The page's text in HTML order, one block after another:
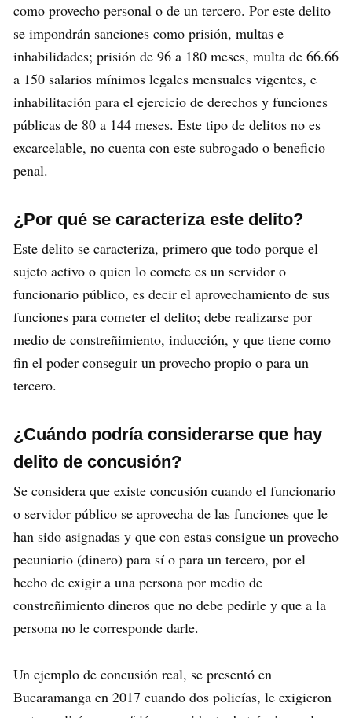
como provecho personal o de un tercero. Por este delito
se impondrán sanciones como prisión, multas e
inhabilidades; prisión de 96 a 180 meses, multa de 66.66
a 150 salarios mínimos legales mensuales vigentes, e
inhabilitación para el ejercicio de derechos y funciones
públicas de 80 a 144 meses. Este tipo de delitos no es
excarcelable, no cuenta con este subrogado o beneficio
penal.
¿Por qué se caracteriza este delito?
Este delito se caracteriza, primero que todo porque el
sujeto activo o quien lo comete es un servidor o
funcionario público, es decir el aprovechamiento de sus
funciones para cometer el delito; debe realizarse por
medio de constreñimiento, inducción, y que tiene como
fin el poder conseguir un provecho propio o para un
tercero.
¿Cuándo podría considerarse que hay
delito de concusión?
Se considera que existe concusión cuando el funcionario
o servidor público se aprovecha de las funciones que le
han sido asignadas y que con estas consigue un provecho
pecuniario (dinero) para sí o para un tercero, por el
hecho de exigir a una persona por medio de
constreñimiento dineros que no debe pedirle y que a la
persona no le corresponde darle.
Un ejemplo de concusión real, se presentó en
Bucaramanga en 2017 cuando dos policías, le exigieron